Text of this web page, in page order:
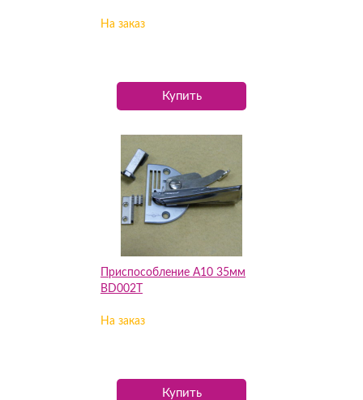
На заказ
Купить
Приспособление А10 35мм
BD002T
На заказ
Купить